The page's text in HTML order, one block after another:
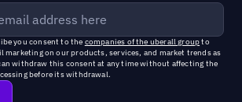
you consent to the companies of the uberall groupto
marketing on our products, services, and market trends as
withdraw this consent at any time without affecting the
before its withdrawal.